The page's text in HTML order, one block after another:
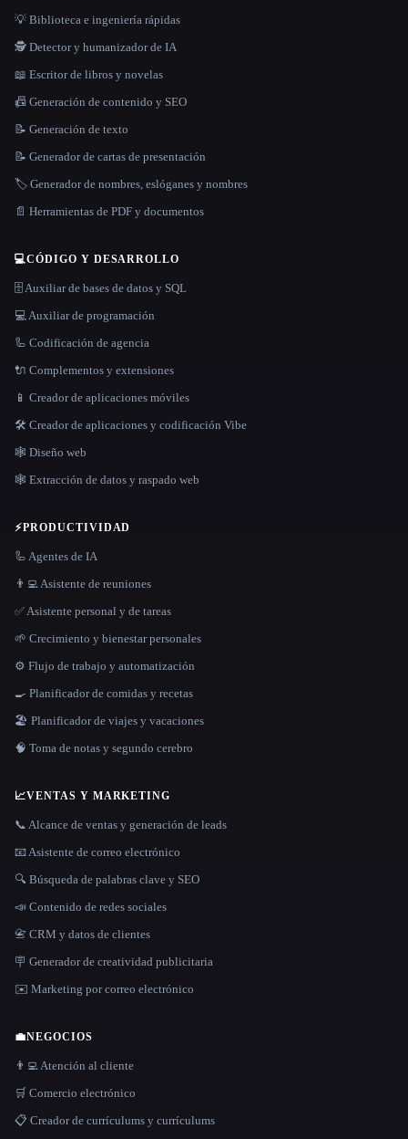
💡 Biblioteca e ingeniería rápidas
🕵️ Detector y humanizador de IA
📖 Escritor de libros y novelas
📠 Generación de contenido y SEO
📝 Generación de texto
📝 Generador de cartas de presentación
🏷️ Generador de nombres, eslóganes y nombres
📄 Herramientas de PDF y documentos
💻CÓDIGO Y DESARROLLO
🗄️ Auxiliar de bases de datos y SQL
💻 Auxiliar de programación
🦾 Codificación de agencia
🔌 Complementos y extensiones
📱 Creador de aplicaciones móviles
🛠️ Creador de aplicaciones y codificación Vibe
🕸 Diseño web
🕸️ Extracción de datos y raspado web
⚡PRODUCTIVIDAD
🦾 Agentes de IA
👨‍💻 Asistente de reuniones
✅ Asistente personal y de tareas
🌱 Crecimiento y bienestar personales
⚙️ Flujo de trabajo y automatización
🍳 Planificador de comidas y recetas
🏖 Planificador de viajes y vacaciones
🧠 Toma de notas y segundo cerebro
📈VENTAS Y MARKETING
📞 Alcance de ventas y generación de leads
📧 Asistente de correo electrónico
🔍 Búsqueda de palabras clave y SEO
📣 Contenido de redes sociales
📇 CRM y datos de clientes
🪧 Generador de creatividad publicitaria
✉️ Marketing por correo electrónico
💼NEGOCIOS
👨‍💻 Atención al cliente
🛒 Comercio electrónico
📋 Creador de currículums y currículums